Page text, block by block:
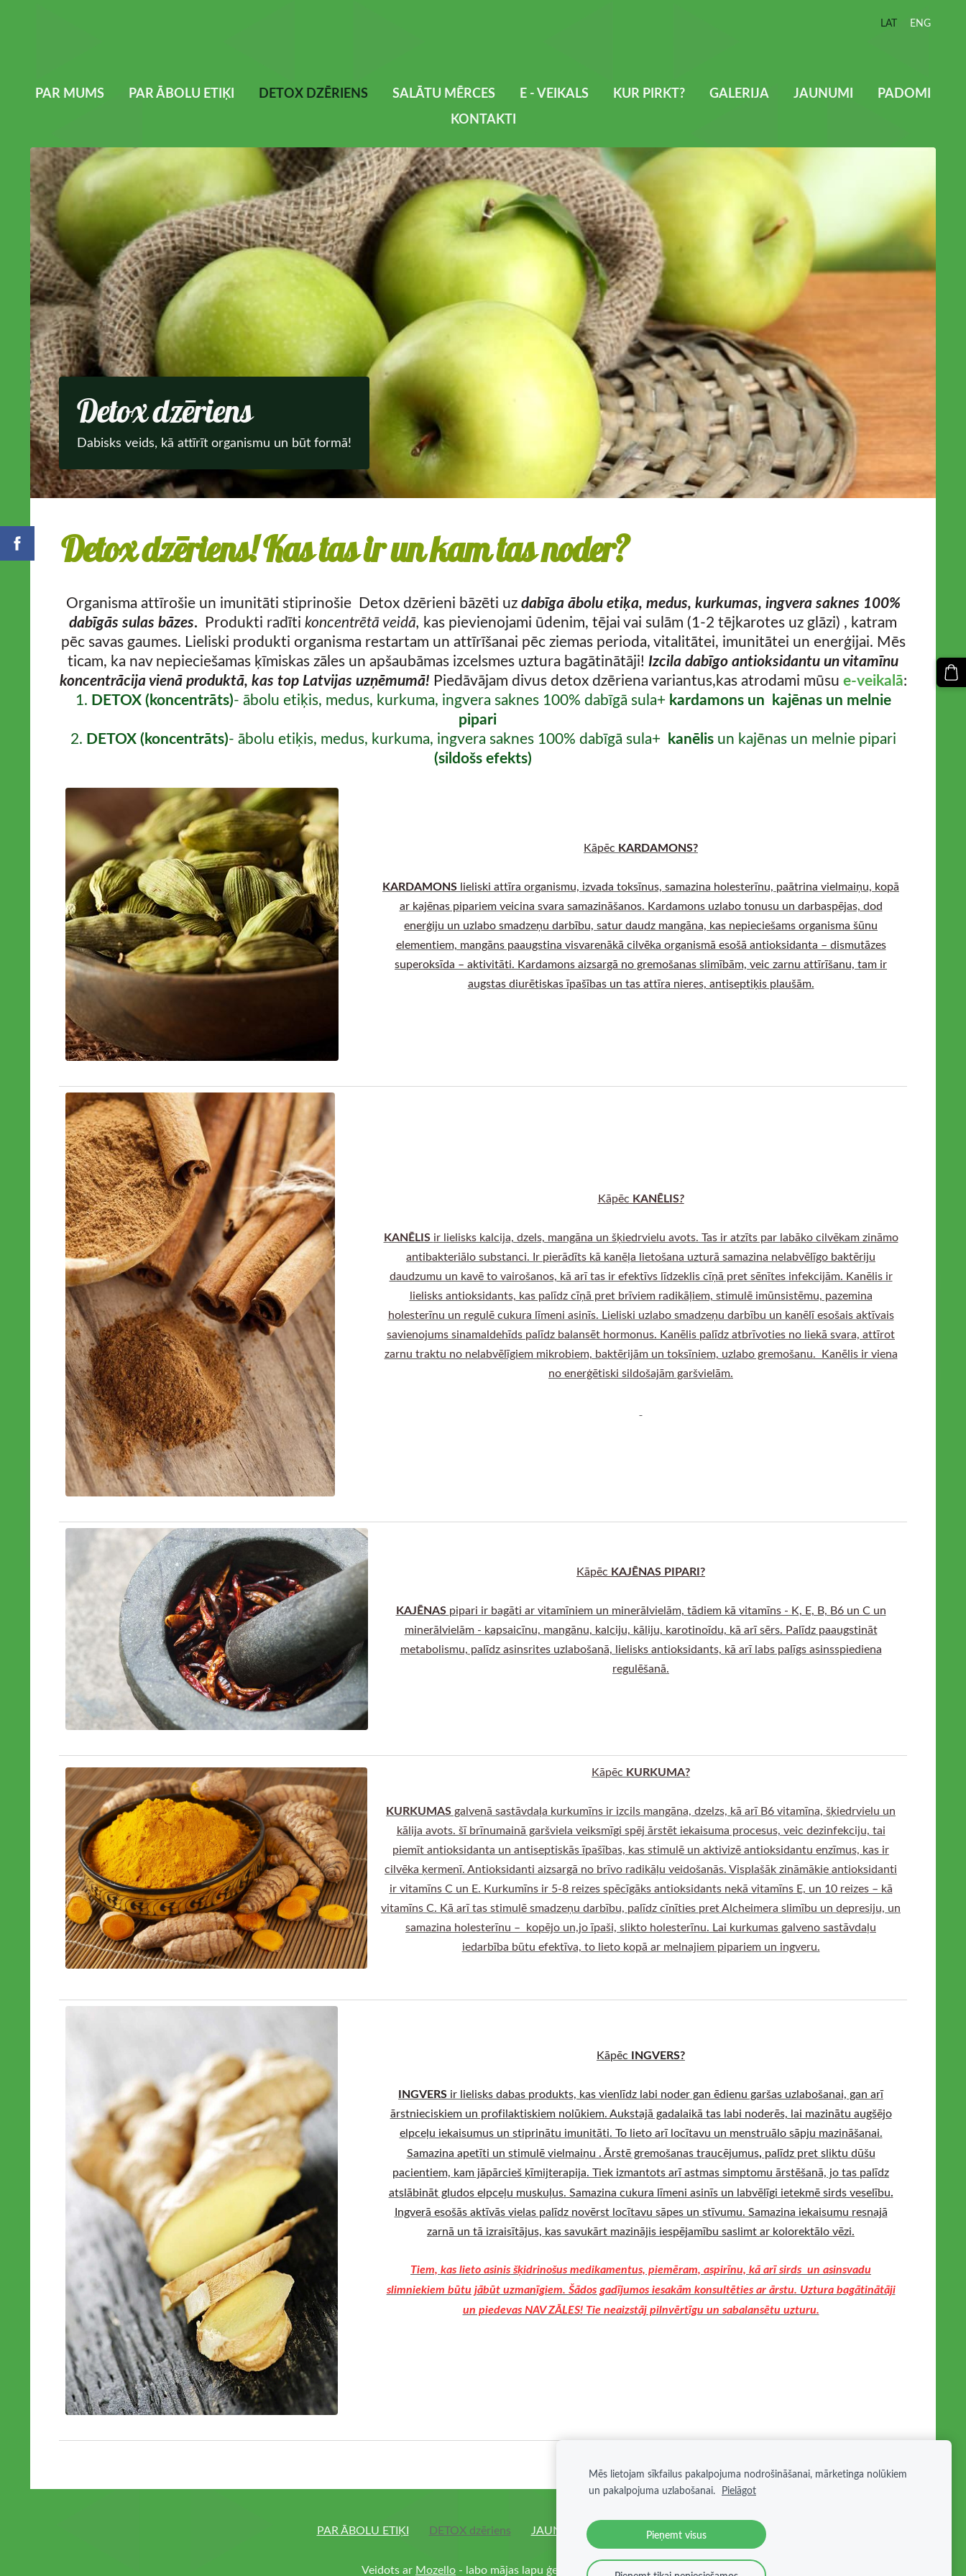
PAR MUMS PAR ĀBOLU ETIĶI DETOX DZĒRIENS SALĀTU MĒRCES E - VEIKALS KUR PIRKT? GALERIJA JAUNUMI
PADOMI
KONTAKTI
LAT ENG
Detox dzēriens
Dabisks veids, kā attīrīt organismu un būt formā!
Detox dzēriens! Kas tas ir un kam tas noder?
Organisma attīrošie un imunitāti stiprinošie Detox dzērieni bāzēti uzdabīga ābolu etiķa, medus, kurkumas, ingvera saknes 100%
dabīgās sulas bāzes. Produkti radīti koncentrētā veidā, kas pievienojami ūdenim, tējai vai sulām (1-2 tējkarotes uz glāzi) , katram
pēc savas gaumes. Lieliski produkti organisma restartam un attīrīšanai pēc ziemas perioda, vitalitātei, imunitātei un enerģijai. Mēs
ticam, ka nav nepieciešamas ķīmiskas zāles un apšaubāmas izcelsmes uztura bagātinātāji! Izcila dabīgo antioksidantu un vitamīnu
koncentrācija vienā produktā, kas top Latvijas uzņēmumā! Piedāvājam divus detox dzēriena variantus,kas atrodami mūsu e-veikalā:
1. DETOX (koncentrāts)- ābolu etiķis, medus, kurkuma, ingvera saknes 100% dabīgā sula+kardamons un kajēnas un melnie
pipari
2. DETOX (koncentrāts)- ābolu etiķis, medus, kurkuma, ingvera saknes 100% dabīgā sula+ kanēlis un kajēnas un melnie pipari
(sildošs efekts)
Kāpēc KARDAMONS?
KARDAMONS lieliski attīra organismu, izvada toksīnus, samazina holesterīnu, paātrina vielmaiņu, kopā
ar kajēnas pipariem veicina svara samazināšanos. Kardamons uzlabo tonusu un darbaspējas, dod
enerģiju un uzlabo smadzeņu darbību, satur daudz mangāna, kas nepieciešams organisma šūnu
elementiem, mangāns paaugstina visvarenākā cilvēka organismā esošā antioksidanta – dismutāzes
superoksīda – aktivitāti. Kardamons aizsargā no gremošanas slimībām, veic zarnu attīrīšanu, tam ir
augstas diurētiskas īpašības un tas attīra nieres, antiseptiķis plaušām.
Kāpēc KANĒLIS?
KANĒLIS ir lielisks kalcija, dzels, mangāna un šķiedrvielu avots. Tas ir atzīts par labāko cilvēkam zināmo
antibakteriālo substanci. Ir pierādīts kā kanēļa lietošana uzturā samazina nelabvēlīgo baktēriju
daudzumu un kavē to vairošanos, kā arī tas ir efektīvs līdzeklis cīņā pret sēnītes infekcijām. Kanēlis ir
lielisks antioksidants, kas palīdz cīņā pret brīviem radikāļiem, stimulē imūnsistēmu, pazemina
holesterīnu un regulē cukura līmeni asinīs. Lieliski uzlabo smadzeņu darbību un kanēlī esošais aktīvais
savienojums sinamaldehīds palīdz balansēt hormonus. Kanēlis palīdz atbrīvoties no liekā svara, attīrot
zarnu traktu no nelabvēlīgiem mikrobiem, baktērijām un toksīniem, uzlabo gremošanu. Kanēlis ir viena
no enerģētiski sildošajām garšvielām.
Kāpēc KAJĒNAS PIPARI?
KAJĒNAS pipari ir bagāti ar vitamīniem un minerālvielām, tādiem kā vitamīns - K, E, B, B6 un C un
minerālvielām - kapsaicīnu, mangānu, kalciju, kāliju, karotinoīdu, kā arī sērs. Palīdz paaugstināt
metabolismu, palīdz asinsrites uzlabošanā, lielisks antioksidants, kā arī labs palīgs asinsspiediena
regulēšanā.
Kāpēc KURKUMA?
KURKUMASgalvenā sastāvdaļa kurkumīns ir izcils mangāna, dzelzs, kā arī B6 vitamīna, šķiedrvielu un
kālija avots. šī brīnumainā garšviela veiksmīgi spēj ārstēt iekaisuma procesus, veic dezinfekciju, tai
piemīt antioksidanta un antiseptiskās īpašības, kas stimulē un aktivizē antioksidantu enzīmus, kas ir
cilvēka ķermenī. Antioksidanti aizsargā no brīvo radikāļu veidošanās. Visplašāk zināmākie antioksidanti
ir vitamīns C un E. Kurkumīns ir 5-8 reizes spēcīgāks antioksidants nekā vitamīns E, un 10 reizes – kā
vitamīns C. Kā arī tas stimulē smadzeņu darbību, palīdz cīnīties pret Alcheimera slimību un depresiju, un
samazina holesterīnu – kopējo un,jo īpaši, slikto holesterīnu. Lai kurkumas galveno sastāvdaļu
iedarbība būtu efektīva, to lieto kopā ar melnajiem pipariem un ingveru.
Kāpēc INGVERS?
INGVERS ir lielisks dabas produkts, kas vienlīdz labi noder gan ēdienu garšas uzlabošanai, gan arī
ārstnieciskiem un profilaktiskiem nolūkiem. Aukstajā gadalaikā tas labi noderēs, lai mazinātu augšējo
elpceļu iekaisumus un stiprinātu imunitāti. To lieto arī locītavu un menstruālo sāpju mazināšanai.
Samazina apetīti un stimulē vielmaiņu . Ārstē gremošanas traucējumus, palīdz pret sliktu dūšu
pacientiem, kam jāpārcieš ķīmijterapija. Tiek izmantots arī astmas simptomu ārstēšanā, jo tas palīdz
atslābināt gludos elpceļu muskuļus. Samazina cukura līmeni asinīs un labvēlīgi ietekmē sirds veselību.
Ingverā esošās aktīvās vielas palīdz novērst locītavu sāpes un stīvumu. Samazina iekaisumu resnajā
zarnā un tā izraisītājus, kas savukārt mazinājis iespējamību saslimt ar kolorektālo vēzi.
Tiem, kas lieto asinis šķidrinošus medikamentus, piemēram, aspirīnu, kā arī sirds un asinsvadu
slimniekiem būtu jābūt uzmanīgiem. Šādos gadījumos iesakām konsultēties ar ārstu. Uztura bagātinātāji
un piedevas NAV ZĀLES! Tie neaizstāj pilnvērtīgu un sabalansētu uzturu.
PAR ĀBOLU ETIĶI DETOX dzēriens JAUNUMI Sīkdatnes
Veidots ar Mozello - labo mājas lapu ģeneratoru.
Mēs lietojam sīkfailus pakalpojuma nodrošināšanai, mārketinga nolūkiem
un pakalpojuma uzlabošanai. Pielāgot
Pieņemt visus